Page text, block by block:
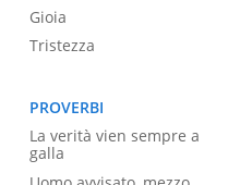
Gioia
Tristezza
PROVERBI
La verità vien sempre a
galla